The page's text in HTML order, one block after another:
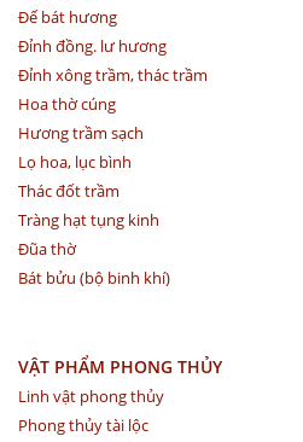
Đế bát hương
Đỉnh đồng. lư hương
Đỉnh xông trầm, thác trầm
Hoa thờ cúng
Hương trầm sạch
Lọ hoa, lục bình
Thác đốt trầm
Tràng hạt tụng kinh
Đũa thờ
Bát bửu (bộ binh khí)
VẬT PHẨM PHONG THỦY
Linh vật phong thủy
Phong thủy tài lộc